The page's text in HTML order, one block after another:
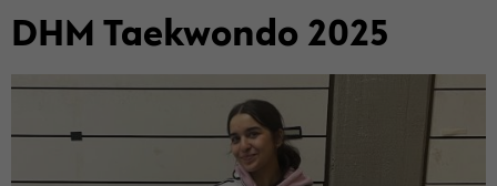
DHM Tae­kwon­do 2025